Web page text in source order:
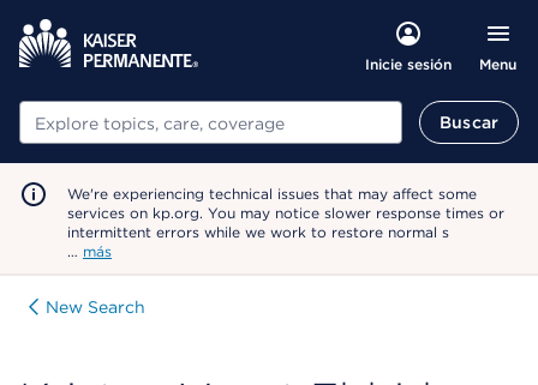
Inicie sesión Menu
Buscar Buscar
We're experiencing technical issues that may affect some
services on kp.org. You may notice slower response times or
intermittent errors while we work to restore normal s
… más
New Search